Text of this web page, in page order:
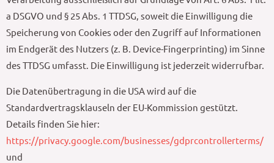
a DSGVO und § 25 Abs. 1 TTDSG, soweit die Einwilligung die
Speicherung von Cookies oder den Zugriff auf Informationen
im Endgerät des Nutzers (z. B. Device-Fingerprinting) im Sinne
des TTDSG umfasst. Die Einwilligung ist jederzeit widerrufbar.
Die Datenübertragung in die USA wird auf die
Standardvertragsklauseln der EU-Kommission gestützt.
Details finden Sie hier:
https://privacy.google.com/businesses/gdprcontrollerterms/
und